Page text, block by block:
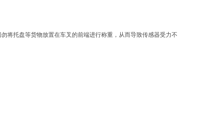
将托盘等货物放置在车叉的前端进行称重，从而导致传感器受力不